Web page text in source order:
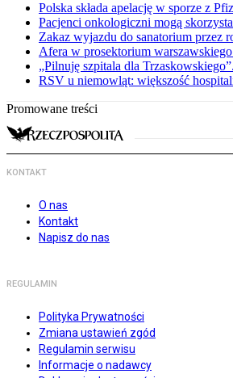
Polska składa apelację w sporze z
Pacjenci onkologiczni mogą
Zakaz wyjazdu do sanatorium przez
Afera w prosektorium
„Pilnuję szpitala dla
RSV u niemowląt: większość
Promowane treści
KONTAKT
O nas
Kontakt
Napisz do nas
REGULAMIN
Polityka Prywatności
Zmiana ustawień zgód
Regulamin serwisu
Informacje o nadawcy